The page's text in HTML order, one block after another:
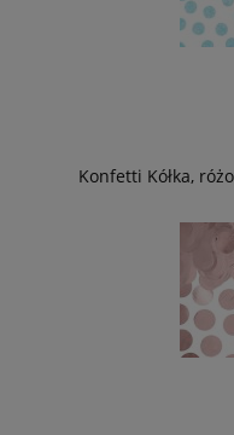
Konfetti Kółka,